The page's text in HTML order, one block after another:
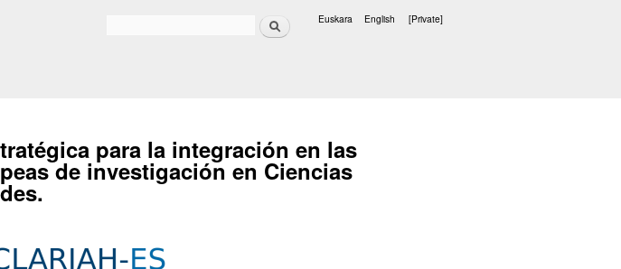
Search Euskara English [Private]
para la integración en las
de investigación en Ciencias